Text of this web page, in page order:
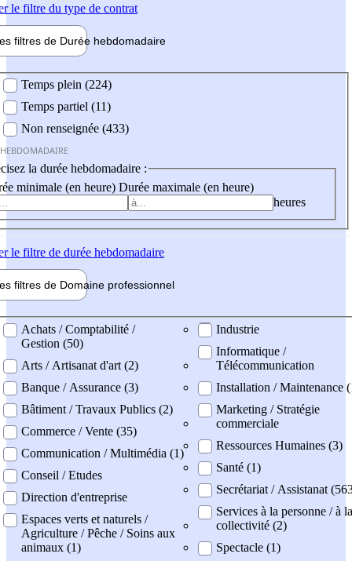
le filtre du type de contrat
filtres de Durée hebdomadaire
Temps plein (224)
Temps partiel (11)
Non renseignée (433)
la durée hebdomadaire :
minimale (en heure) Durée maximale (en heure)
heures
le filtre de durée hebdomadaire
filtres de Domaine professionnel
professionel
Achats / Comptabilité /
Gestion (50)
Arts / Artisanat d'art (2)
Banque / Assurance (3)
Bâtiment / Travaux Publics (2)
Commerce / Vente (35)
Communication / Multimédia (1)
Conseil / Etudes
Direction d'entreprise
Espaces verts et naturels /
Agriculture / Pêche / Soins aux
animaux (1)
Industrie
Informatique /
Télécommunication
Installation / Maintenance
Marketing / Stratégie
commerciale
Ressources Humaines (3)
Santé (1)
Secrétariat / Assistanat
Services à la personne / à la
collectivité (2)
Spectacle (1)